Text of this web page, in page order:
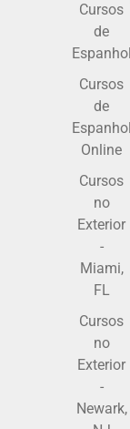
Cursos
de
Espanhol
Cursos
de
Espanhol
Online
Cursos
no
Exterior
-
Miami,
FL
Cursos
no
Exterior
-
Newark,